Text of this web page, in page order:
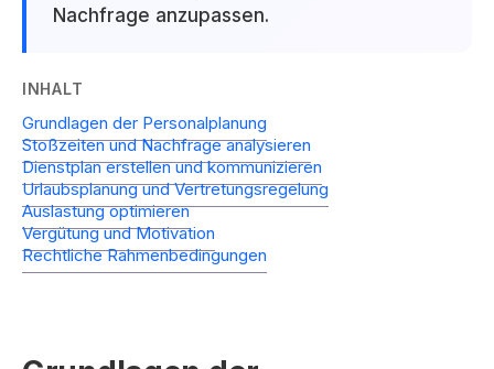
Nachfrage anzupassen.
INHALT
Grundlagen der Personalplanung
Stoßzeiten und Nachfrage analysieren
Dienstplan erstellen und kommunizieren
Urlaubsplanung und Vertretungsregelung
Auslastung optimieren
Vergütung und Motivation
Rechtliche Rahmenbedingungen